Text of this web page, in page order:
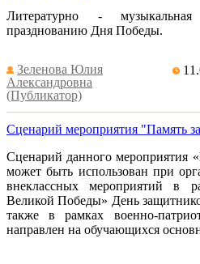
Литературно -
празднованию Дня Победы.
Зеленова Юлия
Александровна
(Публикатор)
Сценарий мероприятия "Память
Сценарий данного мероприятия
может быть использован при
внеклассных мероприятий в
Великой Победы» День
также в рамках военно-
направлен на обучающихся